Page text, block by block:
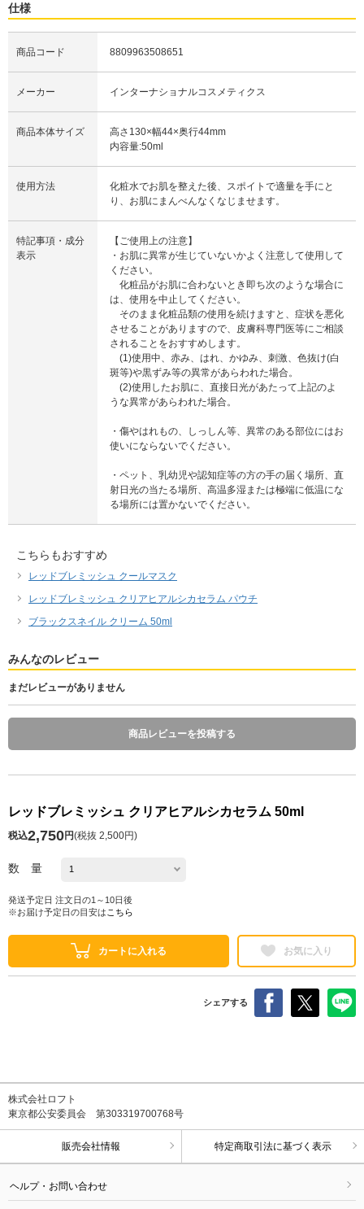
仕様
商品コード 8809963508651
メーカー インターナショナルコスメティクス
商品本体サイズ
高さ130×幅44×奥行44mm
内容量:50ml
使用方法
化粧水でお肌を整えた後、スポイトで適量を手にと
り、お肌にまんべんなくなじませます。
特記事項・成分
表示
【ご使用上の注意】
・お肌に異常が生じていないかよく注意して使用して
ください。
化粧品がお肌に合わないとき即ち次のような場合に
は、使用を中止してください。
そのまま化粧品類の使用を続けますと、症状を悪化
させることがありますので、皮膚科専門医等にご相談
されることをおすすめします。
(1)使用中、赤み、はれ、かゆみ、刺激、色抜け(白
斑等)や黒ずみ等の異常があらわれた場合。
(2)使用したお肌に、直接日光があたって上記のよ
うな異常があらわれた場合。
・傷やはれもの、しっしん等、異常のある部位にはお
使いにならないでください。
・ペット、乳幼児や認知症等の方の手の届く場所、直
射日光の当たる場所、高温多湿または極端に低温にな
る場所には置かないでください。
こちらもおすすめ
レッドブレミッシュ クールマスク
レッドブレミッシュ クリアヒアルシカセラム パウチ
ブラックスネイル クリーム 50ml
みんなのレビュー
まだレビューがありません
商品レビューを投稿する
レッドブレミッシュ クリアヒアルシカセラム 50ml
税込2,750円(税抜 2,500円)
数 量
発送予定日 注文日の1～10日後
※お届け予定日の目安は こちら
カートに入れる お気に入り
シェアする
株式会社ロフト
東京都公安委員会 第303319700768号
販売会社情報 特定商取引法に基づく表示
ヘルプ・お問い合わせ